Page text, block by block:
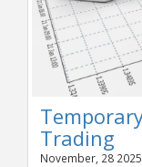
Trading
November, 28 2025